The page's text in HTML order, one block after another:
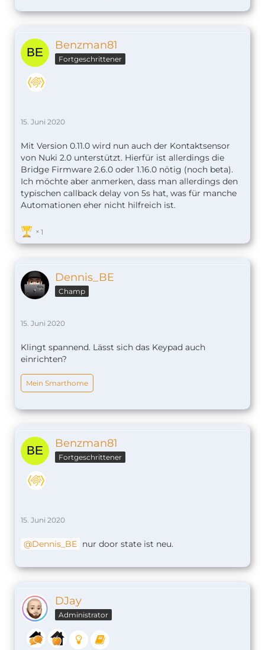
Benzman81
Fortgeschrittener
15. Juni 2020
Mit Version 0.11.0 wird nun auch der Kontaktsensor
von Nuki 2.0 unterstützt. Hierfür ist allerdings die
Bridge Firmware 2.6.0 oder 1.16.0 nötig (noch beta).
Ich möchte aber anmerken, dass man allerdings den
typischen callback delay von 5s hat, was für manche
Automationen eher nicht hilfreich ist.
1
Dennis_BE
Champ
15. Juni 2020
Klingt spannend. Lässt sich das Keypad auch
einrichten?
Mein Smarthome
Benzman81
Fortgeschrittener
15. Juni 2020
Dennis_BE nur door state ist neu.
DJay
Administrator